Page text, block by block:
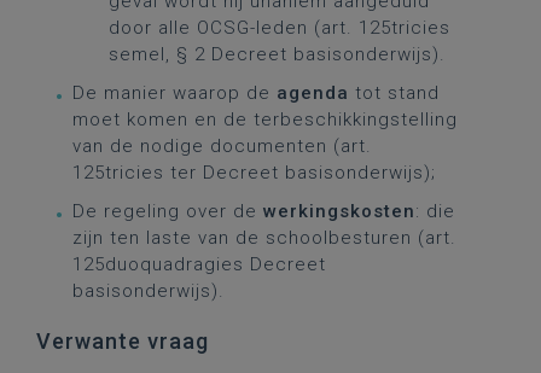
door alle OCSG-leden (art. 125tricies
semel, § 2 Decreet basisonderwijs).
De manier waarop de agenda tot stand
moet komen en de terbeschikkingstelling
van de nodige documenten (art.
125tricies ter Decreet basisonderwijs);
De regeling over de werkingskosten: die
zijn ten laste van de schoolbesturen (art.
125duoquadragies Decreet
basisonderwijs).
Verwante vraag